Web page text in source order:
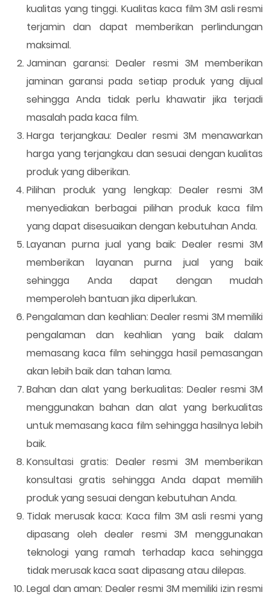
kualitas yang tinggi. Kualitas kaca film 3M asli resmi
terjamin dan dapat memberikan perlindungan
maksimal.
Jaminan garansi: Dealer resmi 3M memberikan
jaminan garansi pada setiap produk yang dijual
sehingga Anda tidak perlu khawatir jika terjadi
masalah pada kaca film.
Harga terjangkau: Dealer resmi 3M menawarkan
harga yang terjangkau dan sesuai dengan kualitas
produk yang diberikan.
Pilihan produk yang lengkap: Dealer resmi 3M
menyediakan berbagai pilihan produk kaca film
yang dapat disesuaikan dengan kebutuhan Anda.
Layanan purna jual yang baik: Dealer resmi 3M
memberikan layanan purna jual yang baik
sehingga Anda dapat dengan mudah
memperoleh bantuan jika diperlukan.
Pengalaman dan keahlian: Dealer resmi 3M memiliki
pengalaman dan keahlian yang baik dalam
memasang kaca film sehingga hasil pemasangan
akan lebih baik dan tahan lama.
Bahan dan alat yang berkualitas: Dealer resmi 3M
menggunakan bahan dan alat yang berkualitas
untuk memasang kaca film sehingga hasilnya lebih
baik.
Konsultasi gratis: Dealer resmi 3M memberikan
konsultasi gratis sehingga Anda dapat memilih
produk yang sesuai dengan kebutuhan Anda.
Tidak merusak kaca: Kaca film 3M asli resmi yang
dipasang oleh dealer resmi 3M menggunakan
teknologi yang ramah terhadap kaca sehingga
tidak merusak kaca saat dipasang atau dilepas.
Legal dan aman: Dealer resmi 3M memiliki izin resmi